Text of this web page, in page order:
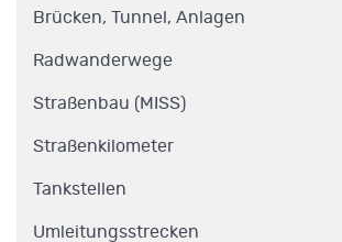
Brücken, Tunnel, Anlagen
Radwanderwege
Straßenbau (MISS)
Straßenkilometer
Tankstellen
Umleitungsstrecken